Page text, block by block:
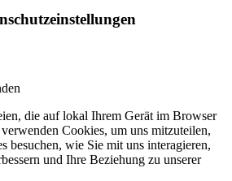
die auf lokal Ihrem Gerät im Browser
Cookies, um uns mitzuteilen,
besuchen, wie Sie mit uns interagieren,
und Ihre Beziehung zu unserer